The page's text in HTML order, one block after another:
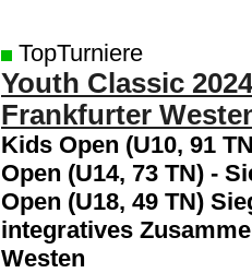
TopTurniere
Youth Classic
Frankfurter
Kids Open (U10, 91
Open (U14, 73 TN) -
Open (U18, 49 TN)
integratives
Westen